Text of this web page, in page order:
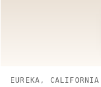
EUREKA,